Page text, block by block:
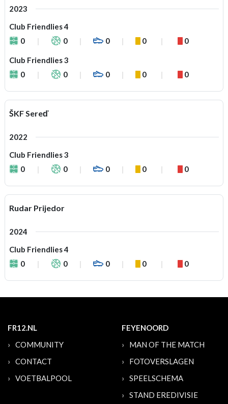
2023
Club Friendlies 4
0
0 0 0 0
Club Friendlies 3
0
0 0 0 0
ŠKF Sereď
2022
Club Friendlies 3
0
0 0 0 0
Rudar Prijedor
2024
Club Friendlies 4
0
0 0 0 0
FR12.NL
COMMUNITY
CONTACT
VOETBALPOOL
FEYENOORD
MAN OF THE MATCH
FOTOVERSLAGEN
SPEELSCHEMA
STAND EREDIVISIE